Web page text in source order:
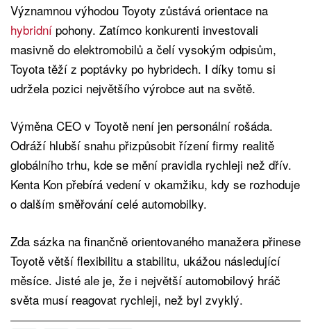
Významnou výhodou Toyoty zůstává orientace na
hybridní pohony. Zatímco konkurenti investovali
masivně do elektromobilů a čelí vysokým odpisům,
Toyota těží z poptávky po hybridech. I díky tomu si
udržela pozici největšího výrobce aut na světě.
Výměna CEO v Toyotě není jen personální rošáda.
Odráží hlubší snahu přizpůsobit řízení firmy realitě
globálního trhu, kde se mění pravidla rychleji než dřív.
Kenta Kon přebírá vedení v okamžiku, kdy se rozhoduje
o dalším směřování celé automobilky.
Zda sázka na finančně orientovaného manažera přinese
Toyotě větší flexibilitu a stabilitu, ukážou následující
měsíce. Jisté ale je, že i největší automobilový hráč
světa musí reagovat rychleji, než byl zvyklý.